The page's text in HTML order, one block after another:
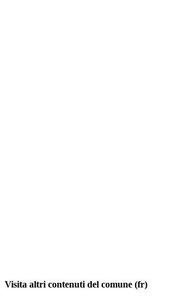
Visita altri contenuti del comune (fr)